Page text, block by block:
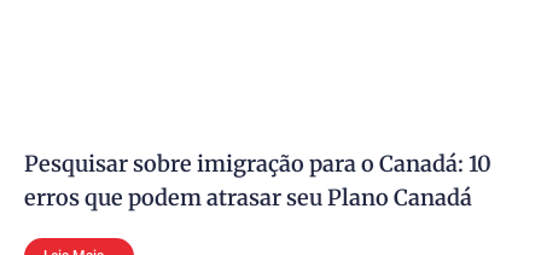
Pesquisar sobre imigração para o Canadá: 10
erros que podem atrasar seu Plano Canadá